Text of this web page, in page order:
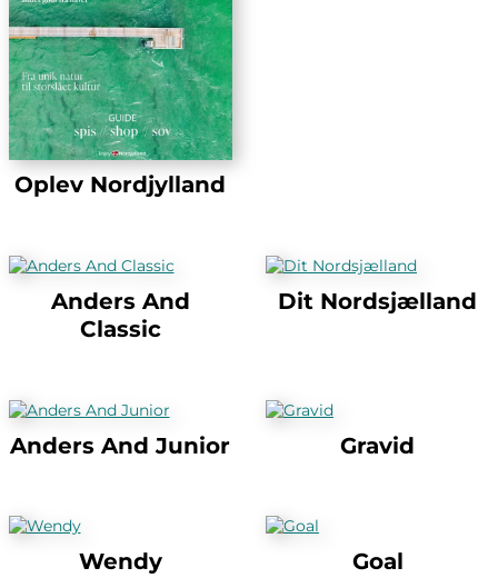
Oplev Nordjylland
Anders And
Classic
Dit Nordsjælland
Anders And Junior Gravid
Wendy Goal